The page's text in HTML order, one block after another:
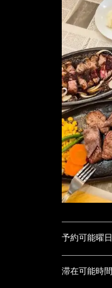
予約可能曜日
滞在可能時間